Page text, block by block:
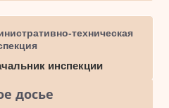
техническая
инспекции
досье